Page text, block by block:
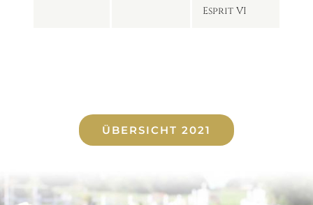
Esprit VI
ÜBERSICHT 2021